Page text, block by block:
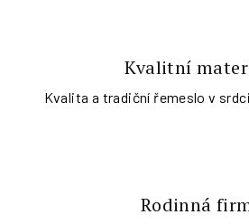
Kvalitní
Kvalita a tradiční řemeslo v
Rodinná